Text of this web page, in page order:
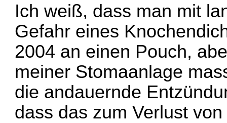
Ich weiß, dass man mit
Gefahr eines
2004 an einen Pouch,
meiner Stomaanlage
die andauernde
dass das zum Verlust